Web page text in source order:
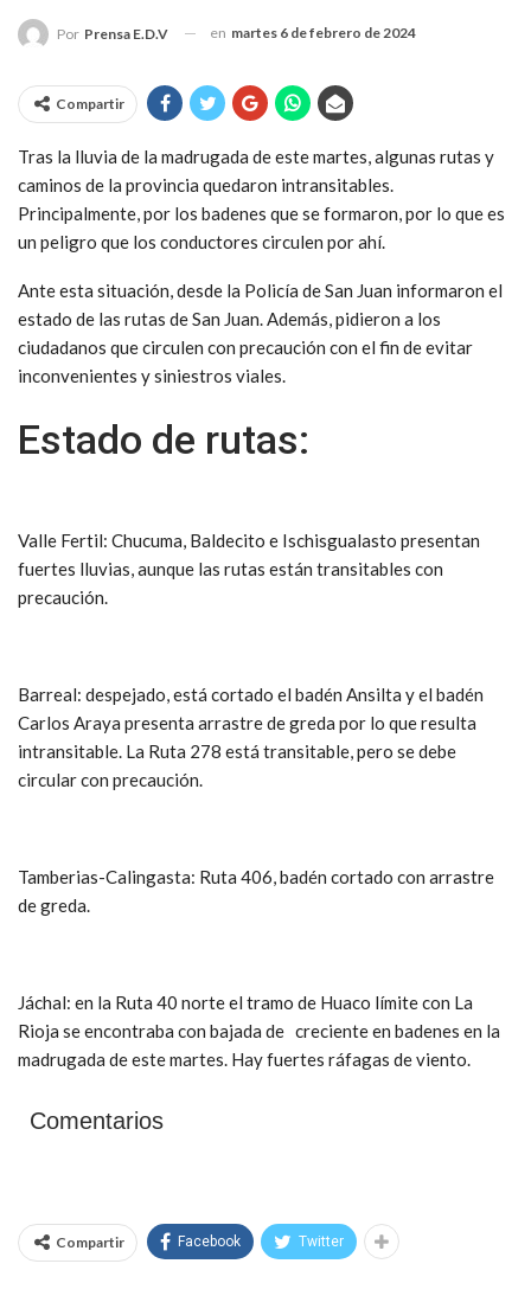
Por Prensa E.D.V en martes 6 de febrero de 2024
Compartir
Tras la lluvia de la madrugada de este martes, algunas rutas y
caminos de la provincia quedaron intransitables.
Principalmente, por los badenes que se formaron, por lo que es
un peligro que los conductores circulen por ahí.
Ante esta situación, desde la Policía de San Juan informaron el
estado de las rutas de San Juan. Además, pidieron a los
ciudadanos que circulen con precaución con el fin de evitar
inconvenientes y siniestros viales.
Estado de rutas:
Valle Fertil: Chucuma, Baldecito e Ischisgualasto presentan
fuertes lluvias, aunque las rutas están transitables con
precaución.
Barreal: despejado, está cortado el badén Ansilta y el badén
Carlos Araya presenta arrastre de greda por lo que resulta
intransitable. La Ruta 278 está transitable, pero se debe
circular con precaución.
Tamberias-Calingasta: Ruta 406, badén cortado con arrastre
de greda.
Jáchal: en la Ruta 40 norte el tramo de Huaco límite con La
Rioja se encontraba con bajada de creciente en badenes en la
madrugada de este martes. Hay fuertes ráfagas de viento.
Comentarios
Compartir Facebook Twitter